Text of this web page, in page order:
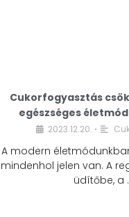
Cukorfogyasztás
egészséges
2023.12.20. •
A modern
mindenhol jelen van. A
üdítőbe, a